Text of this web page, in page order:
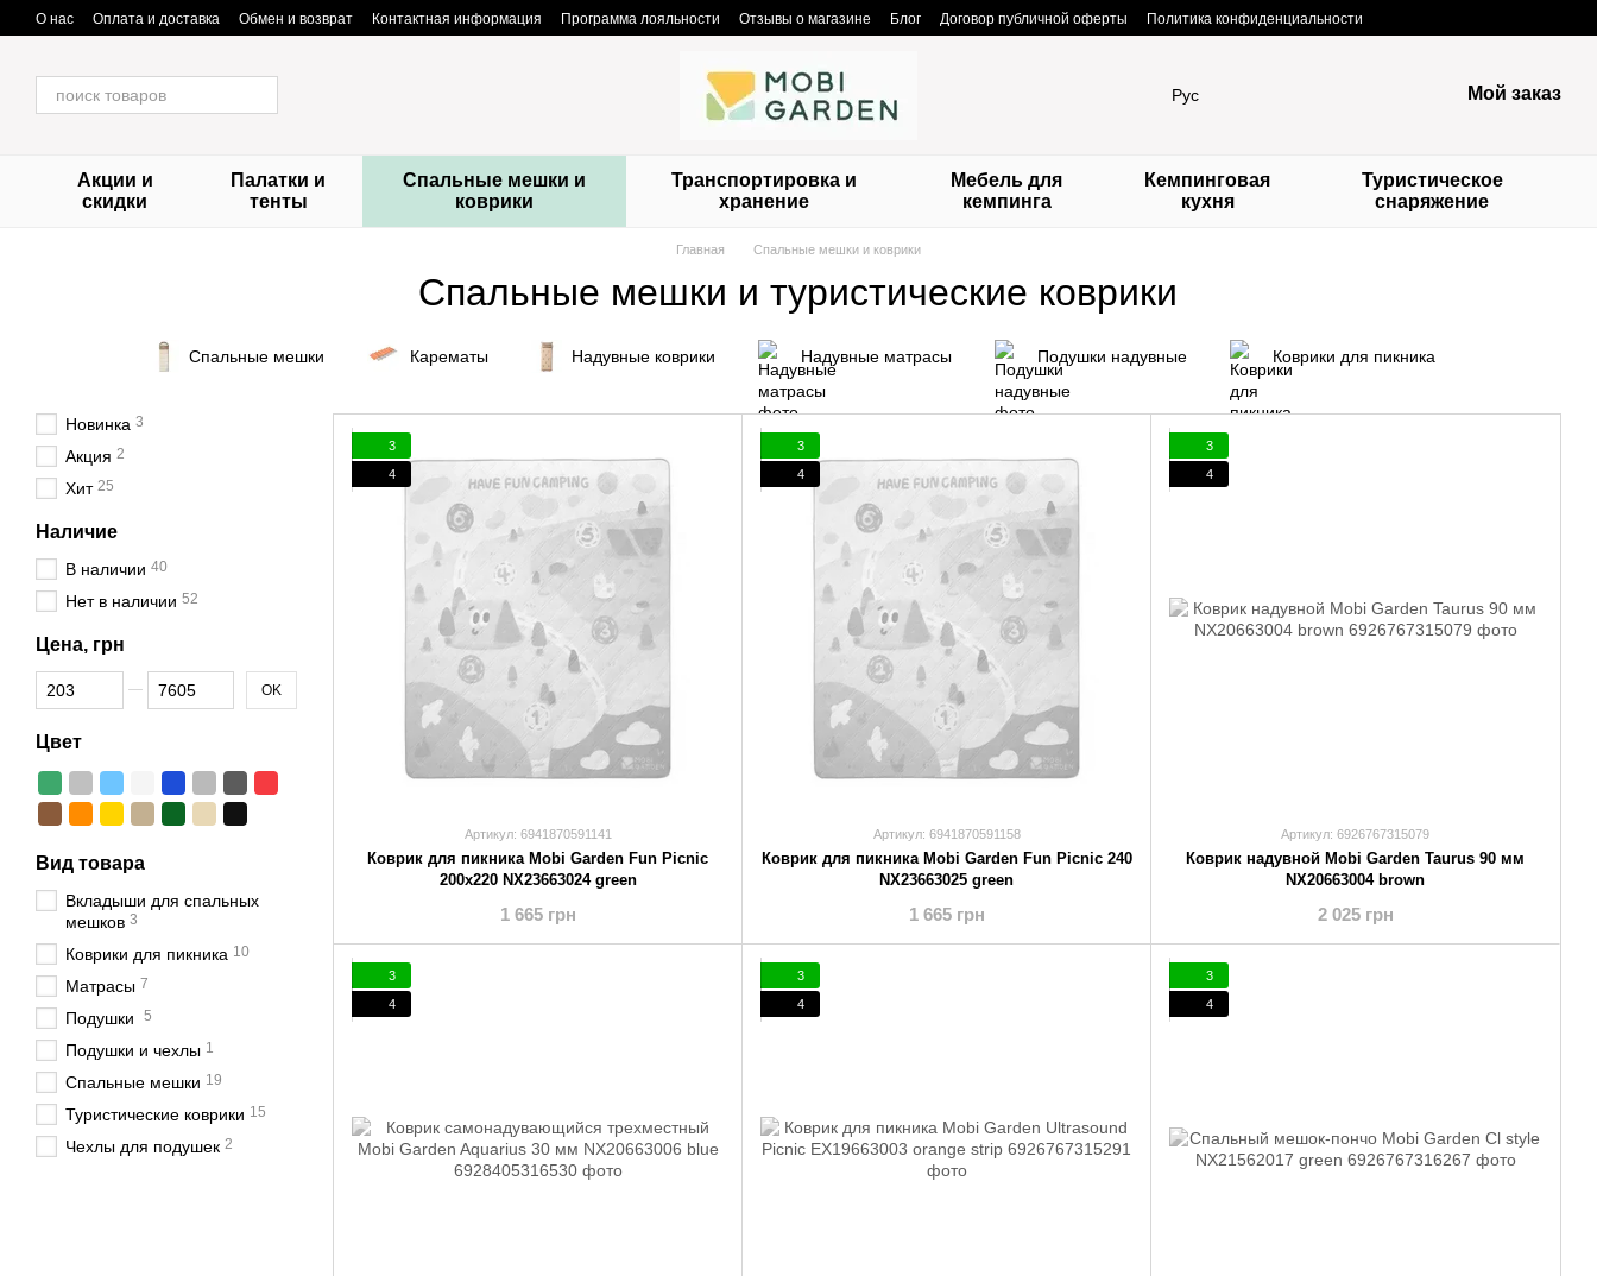
Перейти к основному контенту
О нас Оплата и доставка Обмен и возврат Контактная информация Программа лояльности Отзывы о магазине Блог Договор публичной оферты Политика конфиденциальности
Рус Мой заказ
Акции и
скидки
Палатки и
тенты
Спальные мешки и
коврики
Транспортировка и
хранение
Мебель для
кемпинга
Кемпинговая
кухня
Туристическое
снаряжение
Главная Спальные мешки и коврики
Спальные мешки и туристические коврики
Спальные мешки Карематы Надувные коврики Надувные матрасы Подушки надувные Коврики для пикника
3
4
Артикул: 6941870591141
Коврик для пикника Mobi Garden Fun Picnic
200х220 NX23663024 green
1 665 грн
3
4
Артикул: 6941870591158
Коврик для пикника Mobi Garden Fun Picnic 240
NX23663025 green
1 665 грн
3
4
Артикул: 6926767315079
Коврик надувной Mobi Garden Taurus 90 мм
NX20663004 brown
2 025 грн
3
4
3
4
3
4
Новинка 3
Акция 2
Хит 25
Наличие
В наличии 40
Нет в наличии 52
Цена, грн
От Цена, грн
До Цена, грн OK
Цвет
Вид товара
Вкладыши для спальных
мешков 3
Коврики для пикника 10
Матрасы 7
Подушки 5
Подушки и чехлы 1
Спальные мешки 19
Туристические коврики 15
Чехлы для подушек 2